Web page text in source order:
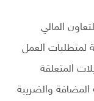
المالي
لمتطلبات العمل
المتعلقة
المضافة والضريبة